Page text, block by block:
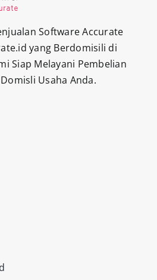
Software Accurate
yang Berdomisili di
Siap Melayani Pembelian
Usaha Anda.